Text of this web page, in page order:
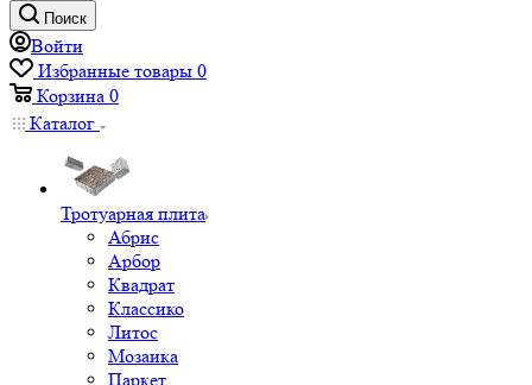
Поиск
Войти
Избранные товары 0
Корзина 0
Каталог
Тротуарная плита
Абрис
Арбор
Квадрат
Классико
Литос
Мозаика
Паркет